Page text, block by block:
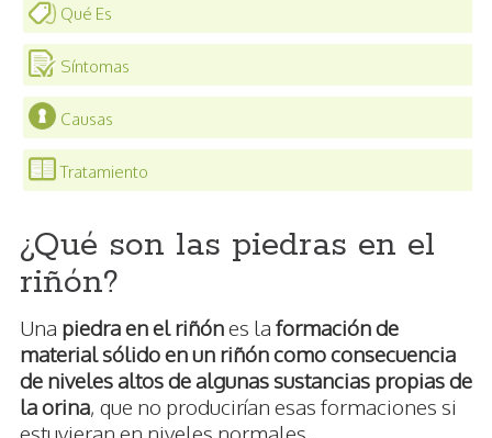
Qué Es
Síntomas
Causas
Tratamiento
¿Qué son las piedras en el
riñón?
Una piedra en el riñónes la formación de
material sólido en un riñón como consecuencia
de niveles altos de algunas sustancias propias de
la orina, que no producirían esas formaciones si
estuvieran en niveles normales.